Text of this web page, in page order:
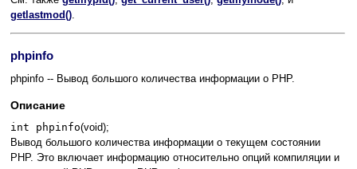
getlastmod().
phpinfo
phpinfo -- Вывод большого количества информации о PHP.
Описание
int phpinfo(void);
Вывод большого количества информации о текущем состоянии
PHP. Это включает информацию относительно опций компиляции и